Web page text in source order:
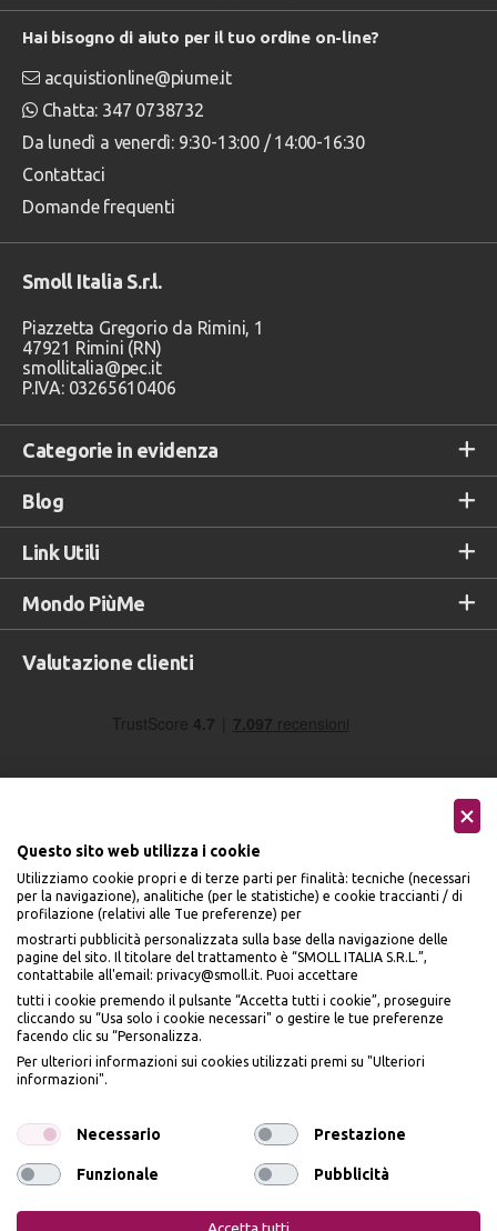
Categorie in evidenza
Blog
Link Utili
Mondo PiùMe
Hai bisogno di aiuto per il tuo ordine on-line?
acquistionline@piume.it
Chatta: 347 0738732
Da lunedì a venerdì: 9:30-13:00 / 14:00-16:30
Contattaci
Domande frequenti
Smoll Italia S.r.l.
Piazzetta Gregorio da Rimini, 1
47921 Rimini (RN)
smollitalia@pec.it
P.IVA: 03265610406
Valutazione clienti
Accettiamo
Seguici sui social
Privacy Policy Cookie Policy
Questo sito web utilizza i cookie
Utilizziamo cookie propri e di terze parti per finalità: tecniche (necessari
per la navigazione), analitiche (per le statistiche) e cookie traccianti / di
profilazione (relativi alle Tue preferenze) per
mostrarti pubblicità personalizzata sulla base della navigazione delle
pagine del sito. Il titolare del trattamento è “SMOLL ITALIA S.R.L.”,
contattabile all'email: privacy@smoll.it. Puoi accettare
tutti i cookie premendo il pulsante “Accetta tutti i cookie”, proseguire
cliccando su “Usa solo i cookie necessari" o gestire le tue preferenze
facendo clic su “Personalizza.
Per ulteriori informazioni sui cookies utilizzati premi su "Ulteriori
informazioni".
Necessario Prestazione
Funzionale Pubblicità
BENVENUTO DA
PIÙME
IL10% DI SCONTO
dell’art. 13 del Reg UE 2016/679 e presto il mio consenso a ricevere email
promozionali. In qualsiasi momento è possibile revocare il consenso